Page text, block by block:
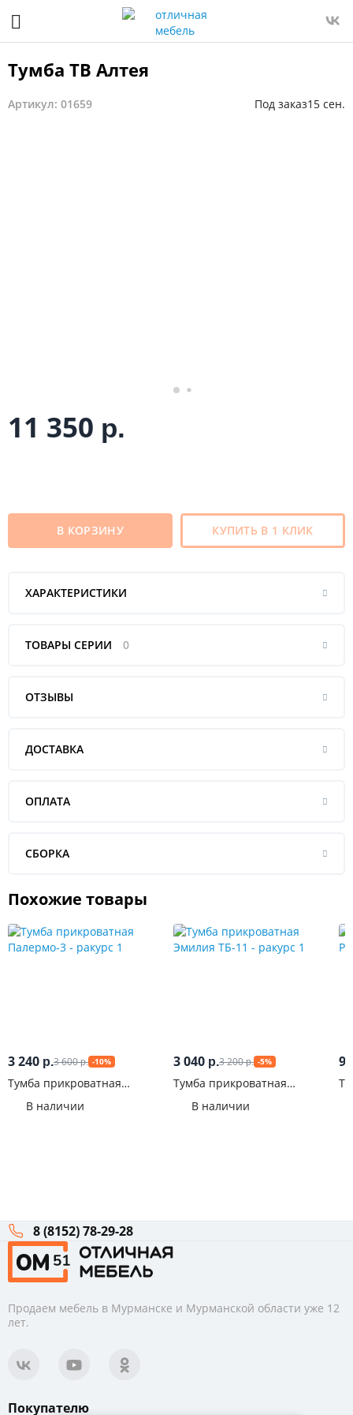
Тумба ТВ Алтея
Артикул: 01659 Под заказ15 сен.
11 350 р.
В КОРЗИНУ КУПИТЬ В 1 КЛИК
ХАРАКТЕРИСТИКИ
ТОВАРЫ СЕРИИ 0
ОТЗЫВЫ
ДОСТАВКА
ОПЛАТА
СБОРКА
Похожие товары
3 240 р.3 600р. -10%
Тумба прикроватная
В наличии
3 040 р.3 200р. -5%
Тумба прикроватная
В наличии
9
8 (8152) 78-29-28
Продаем мебель в Мурманске и Мурманской области уже 12
лет.
Покупателю